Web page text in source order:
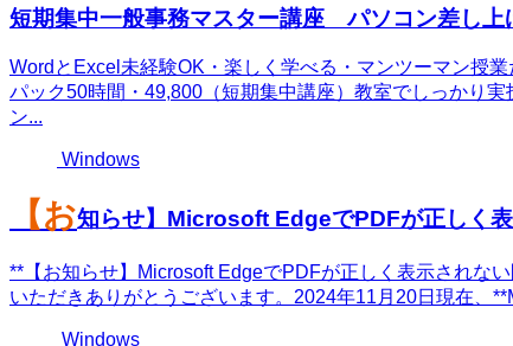
短期集中一般事務マスター講座 パソコン差し上
WordとExcel未経験OK・楽しく学べる・マンツーマン授
パック50時間・49,800（短期集中講座）教室でしっかり
ン...
Windows
【お知らせ】Microsoft EdgeでPDFが正しく
**【お知らせ】Microsoft EdgeでPDFが正しく表示されな
いただきありがとうございます。2024年11月20日現在、
Windows